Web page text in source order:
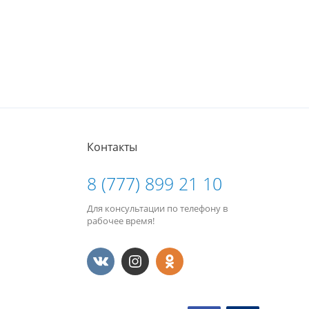
Контакты
8 (777) 899 21 10
Для консультации по телефону в
рабочее время!